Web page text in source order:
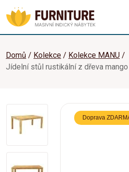
Domů Kolekce
Kolekce MANU
Jídelní stůl rustikální z dřeva
Doprava